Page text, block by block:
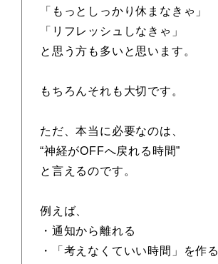
「もっとしっかり休まなきゃ」
「リフレッシュしなきゃ」
と思う方も多いと思います。
もちろんそれも大切です。
ただ、本当に必要なのは、
“神経がOFFへ戻れる時間”
と言えるのです。
例えば、
・通知から離れる
・「考えなくていい時間」を作る